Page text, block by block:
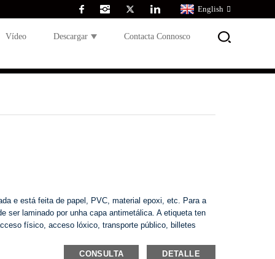
English
Vídeo Descargar Contacta Connosco
e está feita de papel, PVC, material epoxi, etc. Para a
ser l aminado por unha capa antimetálica. A etiqueta ten
físico, acceso lóxico, transporte público, billetes
CONSULTA
DETALLE